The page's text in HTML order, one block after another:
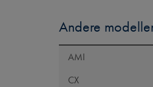
Andere
AMI
CX